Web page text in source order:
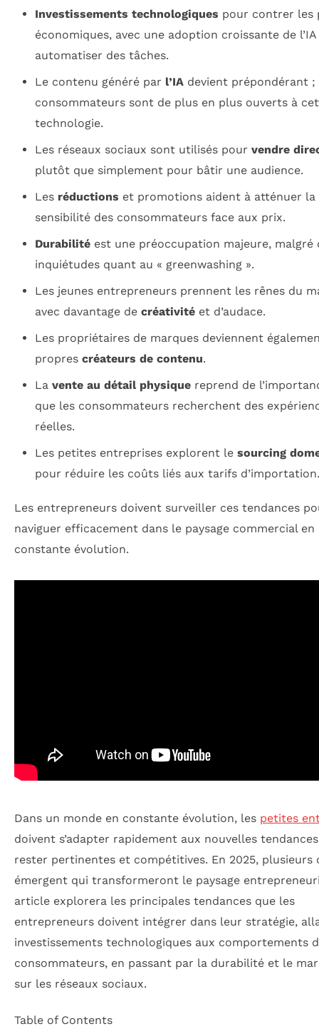
Investissements technologiques pour contrer les
économiques, avec une adoption croissante de
automatiser des tâches.
Le contenu généré par l’IAdevient prépondérant ;
consommateurs sont de plus en plus ouverts à
technologie.
Les réseaux sociaux sont utilisés pour vendre
plutôt que simplement pour bâtir une audience.
Les réductions et promotions aident à atténuer la
sensibilité des consommateurs face aux prix.
Durabilitéest une préoccupation majeure, malgré
inquiétudes quant au « greenwashing ».
Les jeunes entrepreneurs prennent les rênes du
avec davantage de créativitéet d’audace.
Les propriétaires de marques deviennent
propres créateurs de contenu.
La vente au détail physiquereprend de
que les consommateurs recherchent des
réelles.
Les petites entreprises explorent le sourcing
pour réduire les coûts liés aux tarifs d’importation.
Les entrepreneurs doivent surveiller ces tendances
naviguer efficacement dans le paysage commercial en
constante évolution.
Dans un monde en constante évolution, les petites
doivent s’adapter rapidement aux nouvelles
rester pertinentes et compétitives. En 2025, plusieurs
émergent qui transformeront le paysage
article explorera les principales tendances que les
entrepreneurs doivent intégrer dans leur stratégie,
investissements technologiques aux comportements
consommateurs, en passant par la durabilité et le
sur les réseaux sociaux.
Table of Contents